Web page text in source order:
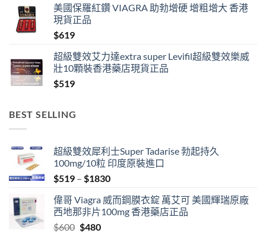
$519
美國保羅紅鑽 VIAGRA 助勃增硬 增粗增大 香港
現貨正品
$619
超級雙效艾力達extra super Levifil超級雙效樂威
壯10顆裝香港藥店現貨正品
$519
BEST SELLING
超級雙效犀利士Super Tadarise 勃起持久
100mg/10粒 印度原裝進口
$519 – $1830Price
$519
through
偉哥 Viagra 威而鋼膜衣錠 萬艾可 美國輝瑞原廠
西地那非片100mg 香港藥店正品
$600 Original
$480Current